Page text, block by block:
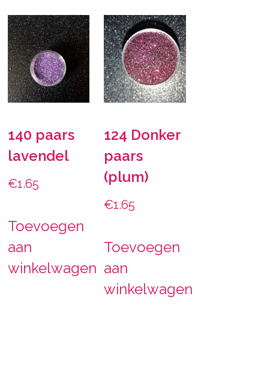
140 paars
lavendel
€1.65
Toevoegen
aan
winkelwagen
124 Donker
paars
(plum)
€1.65
Toevoegen
aan
winkelwagen